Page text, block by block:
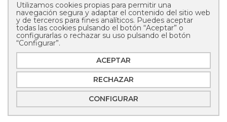
Copyright © 2025 Pastelería Mallorca
Utilizamos cookies propias para permitir una
navegación segura y adaptar el contenido del sitio web
y de terceros para fines analíticos. Puedes aceptar
todas las cookies pulsando el botón “Aceptar” o
configurarlas o rechazar su uso pulsando el botón
“Configurar”.
ACEPTAR
RECHAZAR
CONFIGURAR